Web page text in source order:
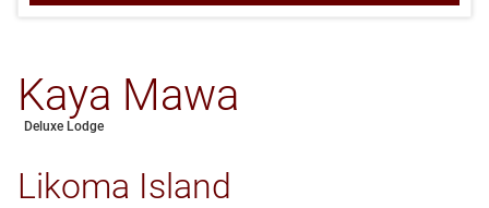
Kaya Mawa
Deluxe Lodge
Likoma Island